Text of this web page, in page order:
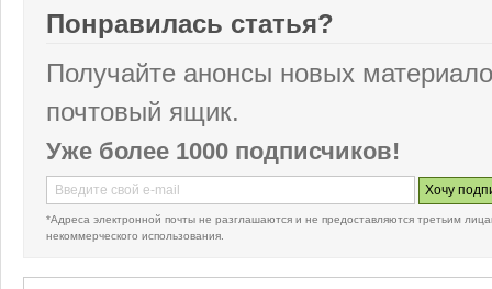
Понравилась статья?
Получайте анонсы новых
почтовый ящик.
Уже более 1000 подписчиков!
*Адреса электронной почты не разглашаются и не предоставляются третьим
некоммерческого использования.